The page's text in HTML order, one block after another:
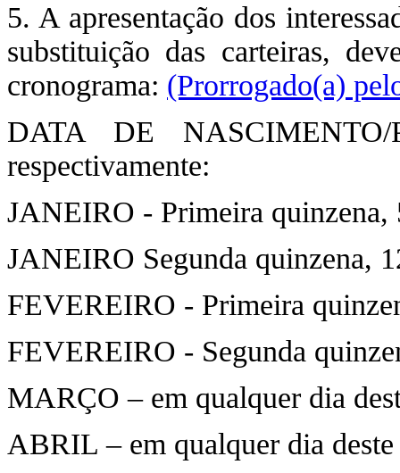
5. A apresentação dos
substituição das carteiras,
cronograma: (Prorrogado(a)
DATA DE NASCIMENTO/
respectivamente:
JANEIRO - Primeira
JANEIRO Segunda quinzena,
FEVEREIRO - Primeira
FEVEREIRO - Segunda
MARÇO – em qualquer dia
ABRIL – em qualquer dia